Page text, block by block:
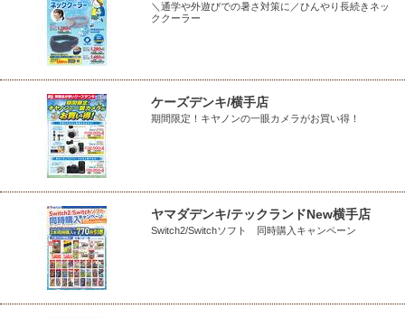
＼通学や外遊びでの暑さ対策に／ひんやり長続きネッ
ククーラー
ケーズデンキ/横手店
期間限定！キヤノンの一眼カメラがお買い得！
ヤマダデンキ/テックランドNew横手店
Switch2/Switchソフト 同時購入キャンペーン